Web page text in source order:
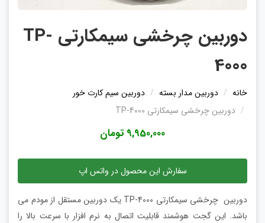
دوربین چرخشی سیمکارتی TP-
4000
خانه دوربین مدار بسته
دوربین سیم کارت خور
دوربین چرخشی سیمکارتی TP-4000
9,950,000 تومان
سفارش این محصول در واتس اپ
دوربین چرخشی سیمکارتی TP-4000 یک دوربین مستقل از مودم می
باشد. این گجت هوشمند قابلیت اتصال به نرم افزار با سرعت بالا را